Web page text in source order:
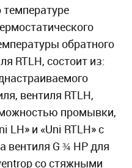
температуре
обратного
RTLH, состоит из:
вентиля RTLH,
промывки,
LH» и «Uni RTLH» с
вентиля G ¾ НР для
со стяжными